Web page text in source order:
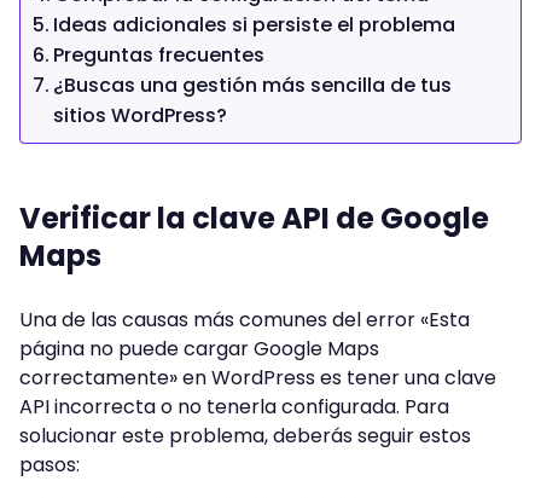
Ideas adicionales si persiste el problema
Preguntas frecuentes
¿Buscas una gestión más sencilla de tus
sitios WordPress?
Verificar la clave API de Google
Maps
Una de las causas más comunes del error «Esta
página no puede cargar Google Maps
correctamente» en WordPress es tener una clave
API incorrecta o no tenerla configurada. Para
solucionar este problema, deberás seguir estos
pasos: